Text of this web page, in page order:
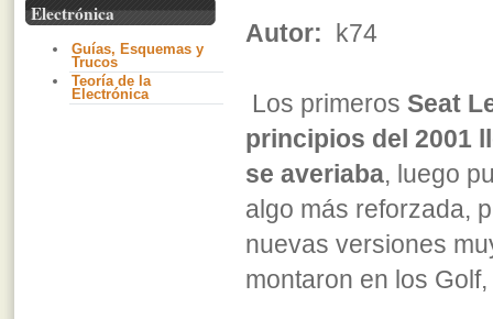
Electrónica
Guías, Esquemas y
Trucos
Teoría de la
Electrónica
Autor: k74
Los primeros Seat
principios del 2001
se averiaba, luego
algo más reforzada,
nuevas versiones
montaron en los